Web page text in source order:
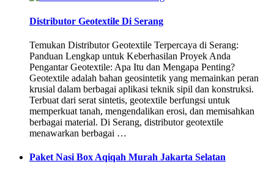
Distributor Geotextile Di Serang
Temukan Distributor Geotextile Terpercaya di Serang:
Panduan Lengkap untuk Keberhasilan Proyek Anda
Pengantar Geotextile: Apa Itu dan Mengapa Penting?
Geotextile adalah bahan geosintetik yang memainkan peran
krusial dalam berbagai aplikasi teknik sipil dan konstruksi.
Terbuat dari serat sintetis, geotextile berfungsi untuk
memperkuat tanah, mengendalikan erosi, dan memisahkan
berbagai material. Di Serang, distributor geotextile
menawarkan berbagai …
Paket Nasi Box Aqiqah Murah Jakarta Selatan